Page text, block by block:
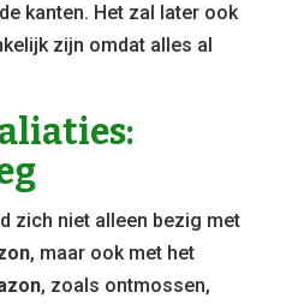
kanten. Het zal later ook
zijn omdat alles al
zich niet alleen bezig met
, maar ook met het
, zoals ontmossen,